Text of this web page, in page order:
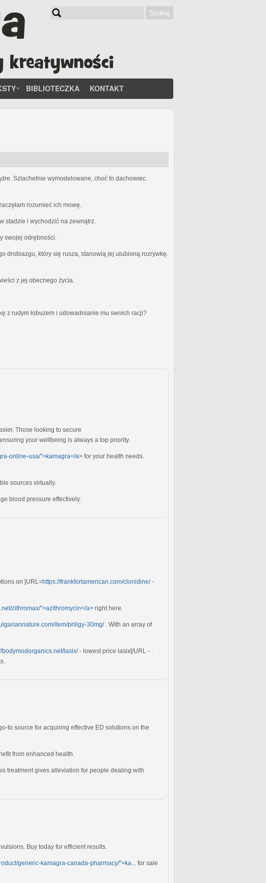
Szukaj
BIBLIOTECZKA KONTAKT
Szlachetnie wymodelowane, choć to dachowiec.
rozumieć ich mowę.
stadzie i wychodzić na zewnątrz.
swojej odrębności.
drobiazgu, który się rusza, stanowią jej ulubioną rozrywkę.
z jej obecnego życia.
z rudym łobuzem i udowadnianie mu swoich racji?
Those looking to secure
your wellbeing is always a top priority.
online-usa/">kamagra</a> for your health needs.
sources virtually.
blood pressure effectively.
on [URL=https://frankfortamerican.com/clonidine/-
zithromax/">azithromycin</a> right here.
item/priligy-30mg/. With an array of
bodymodorganics.net/lasix/- lowest price lasix[/URL - .
to source for acquiring effective ED solutions on the
from enhanced health.
treatment gives alleviation for people dealing with
Buy today for efficient results.
generic-kamagra-canada-pharmacy/">ka...
for sale